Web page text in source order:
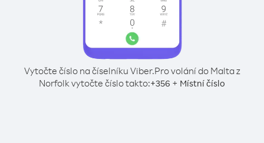
Vytočte číslo na číselníku Viber.Pro volání do Malta z
Norfolk vytočte číslo takto:+356 + Místní číslo